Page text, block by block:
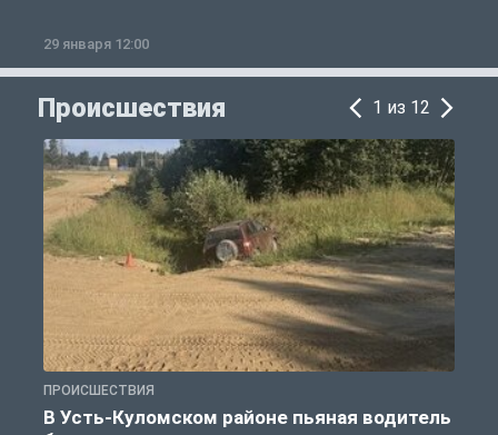
29 января 12:00
Происшествия 1 из 12
ПРОИСШЕСТВИЯ
В Усть-Куломском районе пьяная водитель